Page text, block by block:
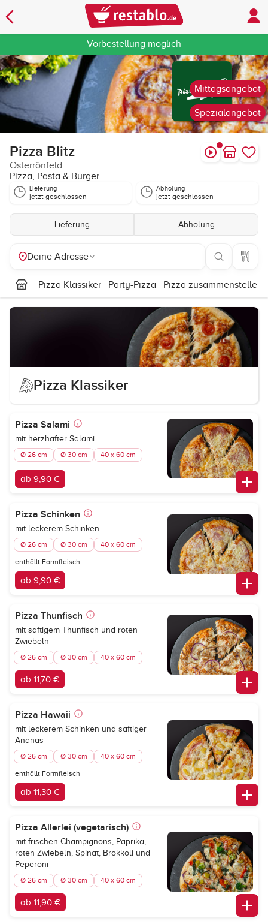
Vorbestellung möglich
Spezialangebot
Mittagsangebot
Pizza Blitz
Osterrönfeld
Pizza, Pasta & Burger
Lieferung
jetzt geschlossen
Abholung
jetzt geschlossen
Lieferung Abholung
Deine Adresse
Pizza Klassiker Party-Pizza Pizza zusammenstellen
Pizza Klassiker
Pizza Salami
mit herzhafter Salami
Ø 26 cm Ø 30 cm 40 x 60 cm
ab 9,90 €
Pizza Schinken
mit leckerem Schinken
Ø 26 cm Ø 30 cm 40 x 60 cm
enthällt Formfleisch
ab 9,90 €
Pizza Thunfisch
mit saftigem Thunfisch und roten
Zwiebeln
Ø 26 cm Ø 30 cm 40 x 60 cm
ab 11,70 €
Pizza Hawaii
mit leckerem Schinken und saftiger
Ananas
Ø 26 cm Ø 30 cm 40 x 60 cm
enthällt Formfleisch
ab 11,30 €
Pizza Allerlei (vegetarisch)
mit frischen Champignons, Paprika,
roten Zwiebeln, Spinat, Brokkoli und
Peperoni
Ø 26 cm Ø 30 cm 40 x 60 cm
ab 11,90 €